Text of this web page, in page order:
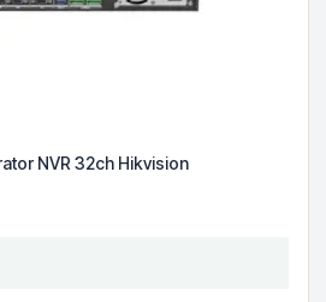
NVR 32ch Hikvision